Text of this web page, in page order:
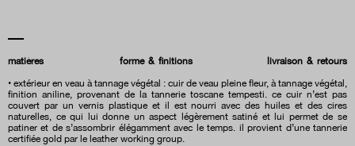
matières forme & finitions
livraison & retours
• extérieur en veau à tannage végétal : cuir de veau pleine fleur, à tannage végétal,
finition aniline, provenant de la tannerie toscane tempesti. ce cuir n’est pas
couvert par un vernis plastique et il est nourri avec des huiles et des cires
naturelles, ce qui lui donne un aspect légèrement satiné et lui permet de se
patiner et de s’assombrir élégamment avec le temps. il provient d’une tannerie
certifiée gold par le leather working group.